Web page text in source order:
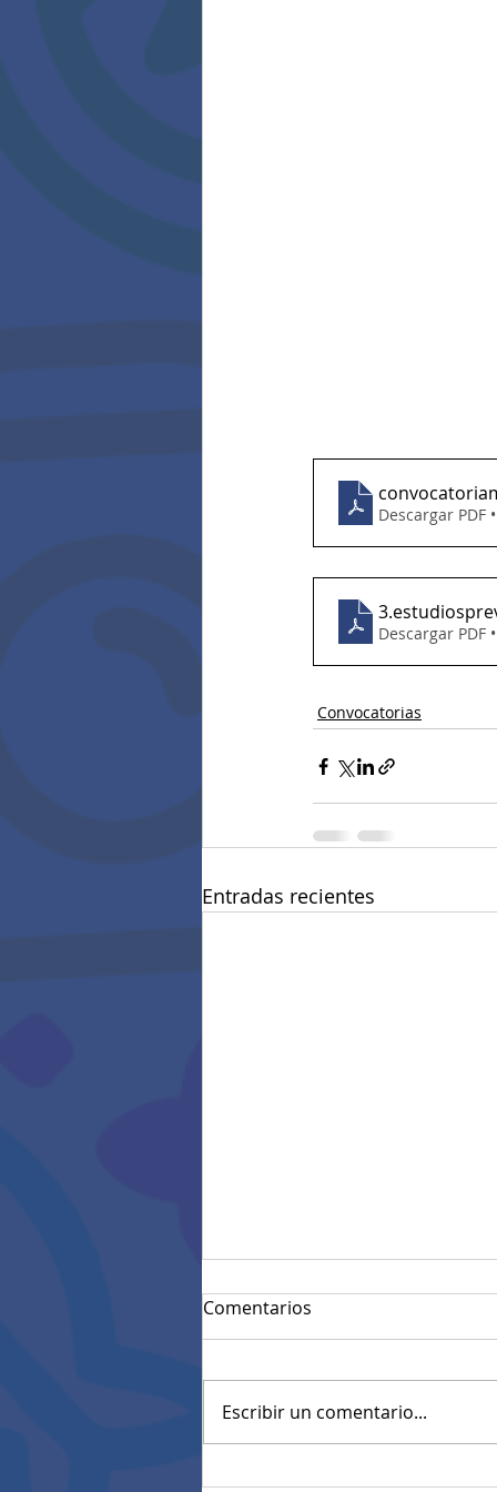
Descargar PDF
Descargar PDF
Convocatorias
Entradas recientes
Comentarios
Escribir un comentario...